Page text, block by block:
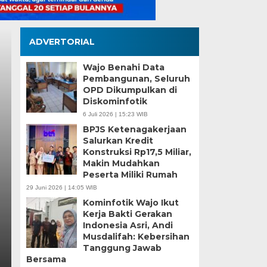
Menko
Kampung
Untia
Munafri Arifuddin mendampingi Menteri
ADVERTORIAL
Wajo Benahi Data
Pembangunan, Seluruh
OPD Dikumpulkan di
Diskominfotik
6 Juli 2026 | 15:23 WIB
BPJS Ketenagakerjaan
Salurkan Kredit
Konstruksi Rp17,5 Miliar,
Makin Mudahkan
Peserta Miliki Rumah
29 Juni 2026 | 14:05 WIB
Kominfotik Wajo Ikut
Kerja Bakti Gerakan
Indonesia Asri, Andi
Musdalifah: Kebersihan
Tanggung Jawab
Bersama